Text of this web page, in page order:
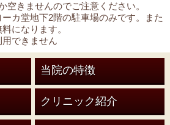
きませんのでご注意ください。
カ堂地下2階の駐車場のみです。また
になります。
できません
当院の特徴
クリニック紹介